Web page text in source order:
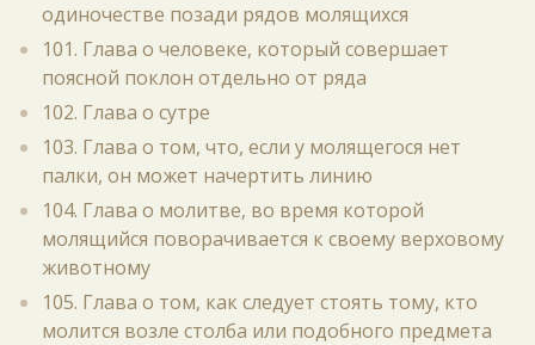
одиночестве позади рядов молящихся
101. Глава о человеке, который совершает
поясной поклон отдельно от ряда
102. Глава о сутре
103. Глава о том, что, если у молящегося нет
палки, он может начертить линию
104. Глава о молитве, во время которой
молящийся поворачивается к своему верховому
животному
105. Глава о том, как следует стоять тому, кто
молится возле столба или подобного предмета